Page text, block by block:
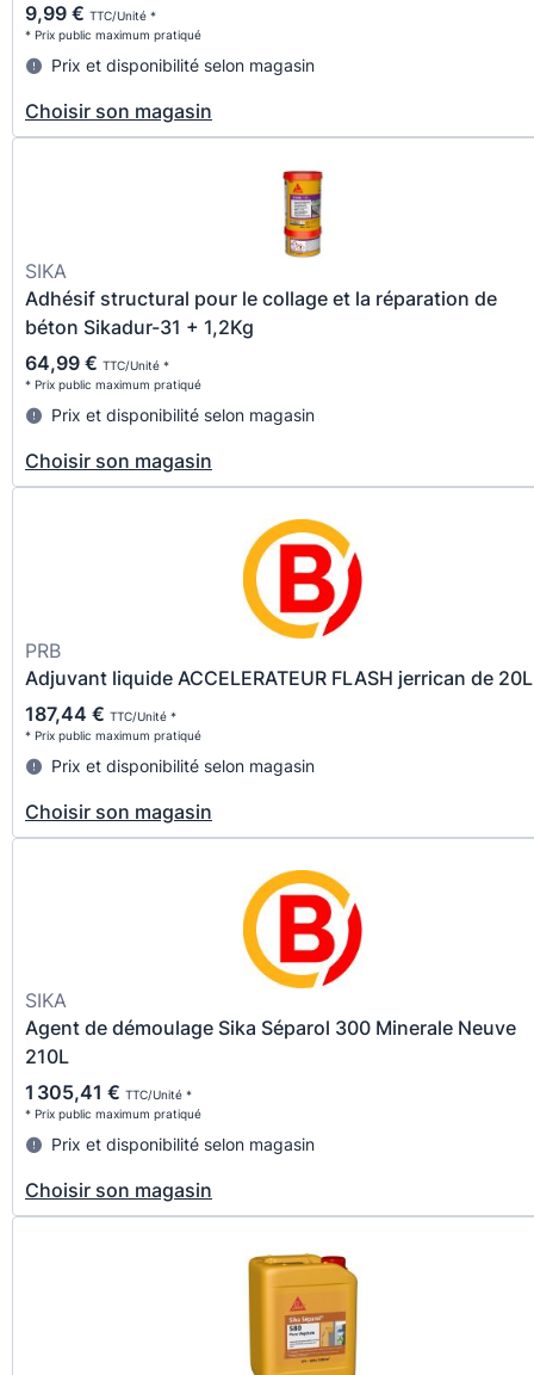
9,99 € TTC/Unité *
* Prix public maximum pratiqué
Prix et disponibilité selon magasin
Choisir son magasin
SIKA
Adhésif structural pour le collage et la réparation de
béton Sikadur-31 + 1,2Kg
64,99 € TTC/Unité *
* Prix public maximum pratiqué
Prix et disponibilité selon magasin
Choisir son magasin
PRB
Adjuvant liquide ACCELERATEUR FLASH jerrican de 20L
187,44 € TTC/Unité *
* Prix public maximum pratiqué
Prix et disponibilité selon magasin
Choisir son magasin
SIKA
Agent de démoulage Sika Séparol 300 Minerale Neuve
210L
1 305,41 € TTC/Unité *
* Prix public maximum pratiqué
Prix et disponibilité selon magasin
Choisir son magasin